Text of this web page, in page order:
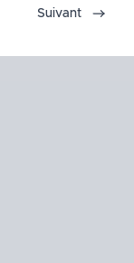
Suivant